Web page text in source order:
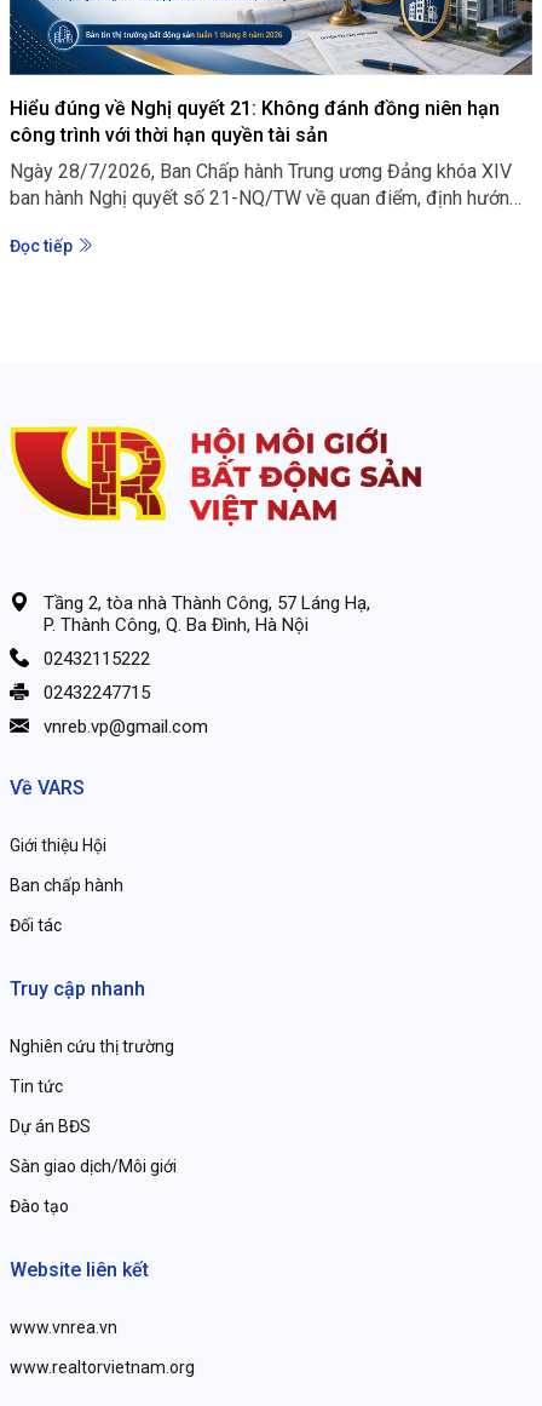
Hiểu đúng về Nghị quyết 21: Không đánh đồng niên hạn
công trình với thời hạn quyền tài sản
Ngày 28/7/2026, Ban Chấp hành Trung ương Đảng khóa XIV
ban hành Nghị quyết số 21-NQ/TW về quan điểm, định hướng
một định hướng nhằm tiếp tục hoàn thiện cơ chế khai thác
Đọc tiếp
Tầng 2, tòa nhà Thành Công, 57 Láng Hạ,
P. Thành Công, Q. Ba Đình, Hà Nội
02432115222
02432247715
vnreb.vp@gmail.com
Về VARS
Giới thiệu Hội
Ban chấp hành
Đối tác
Truy cập nhanh
Nghiên cứu thị trường
Tin tức
Dự án BĐS
Sàn giao dịch/Môi giới
Đào tạo
Website liên kết
www.vnrea.vn
www.realtorvietnam.org